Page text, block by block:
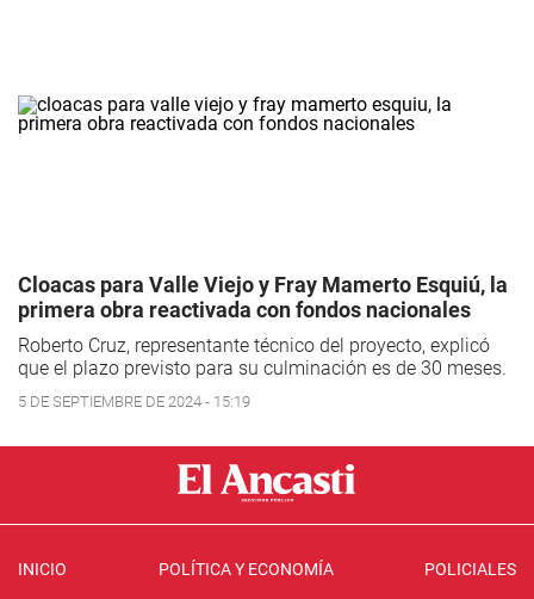
Cloacas para Valle Viejo y Fray Mamerto Esquiú, la
primera obra reactivada con fondos nacionales
Roberto Cruz, representante técnico del proyecto, explicó
que el plazo previsto para su culminación es de 30 meses.
5 DE SEPTIEMBRE DE 2024 - 15:19
INICIO POLÍTICA Y ECONOMÍA POLICIALES